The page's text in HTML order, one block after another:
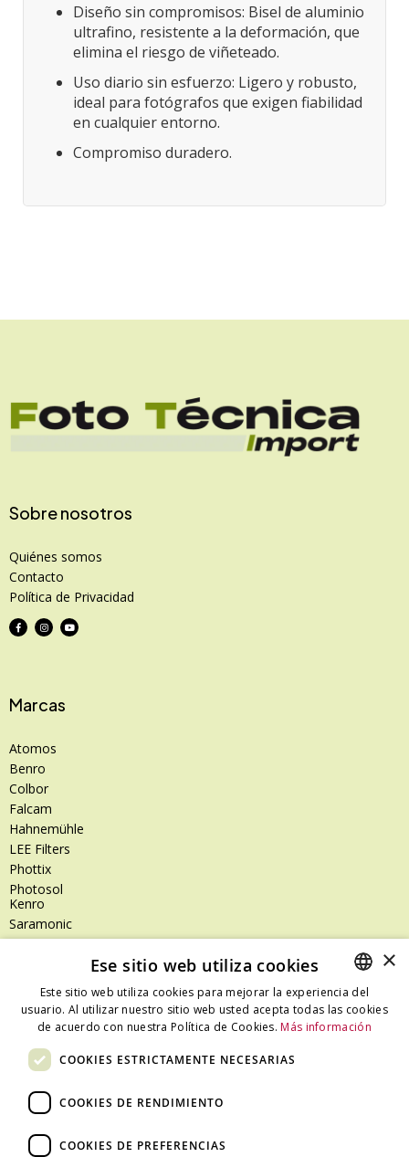
Diseño sin compromisos: Bisel de aluminio
ultrafino, resistente a la deformación, que
elimina el riesgo de viñeteado.
Uso diario sin esfuerzo: Ligero y robusto,
ideal para fotógrafos que exigen fiabilidad
en cualquier entorno.
Compromiso duradero.
Sobre nosotros
Quiénes somos
Contacto
Política de Privacidad
Marcas
Atomos
Benro
Colbor
Falcam
Hahnemühle
LEE Filters
Phottix
Photosol
Kenro
Saramonic
Shimoda
SanDisk Professional
Tenba
Zeiss
Dónde estamos
SPANISH
×
Ese sitio web utiliza cookies
Este sitio web utiliza cookies para mejorar la experiencia del
usuario. Al utilizar nuestro sitio web usted acepta todas las cookies
de acuerdo con nuestra Política de Cookies. Más información
COOKIES ESTRICTAMENTE NECESARIAS
COOKIES DE RENDIMIENTO
COOKIES DE PREFERENCIAS